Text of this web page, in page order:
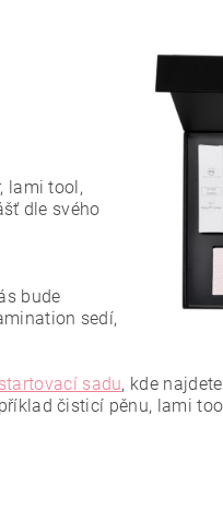
lami tool,
dle svého
bude
sedí,
sadu, kde
čisticí pěnu, lami